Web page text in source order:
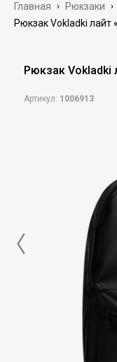
Главная › Рюкзаки ›
Рюкзак Vokladki
Рюкзак Vokladki
Артикул: 1006913